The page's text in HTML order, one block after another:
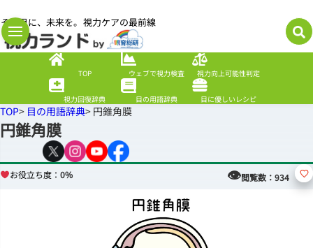
その目に、未来を。視力ケアの最前線
TOP ウェブで視力検査 視力向上可能性判定
視力回復辞典 目の用語辞典 目に優しいレシピ
TOP> 目の用語辞典> 円錐角膜
円錐角膜
お役立ち度： 0% 👁閲覧数： 934